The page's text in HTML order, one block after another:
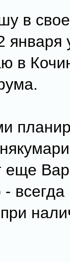
в
января
в
еще
всегда